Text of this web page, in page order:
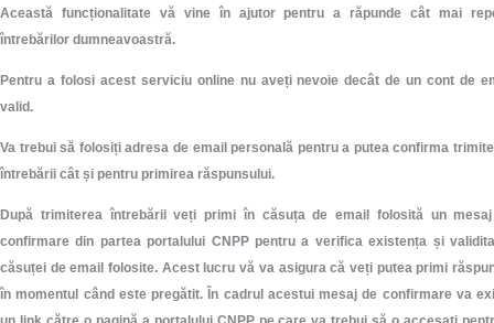
Această funcționalitate vă vine în ajutor pentru a răpunde cât mai
întrebărilor dumneavoastră.
Pentru a folosi acest serviciu online nu aveți nevoie decât de un cont de
valid.
Va trebui să folosiți adresa de email personală pentru a putea confirma
întrebării cât și pentru primirea răspunsului.
După trimiterea întrebării veți primi în căsuța de email folosită un
confirmare din partea portalului CNPP pentru a verifica existența și
căsuței de email folosite. Acest lucru vă va asigura că veți putea primi
în momentul când este pregătit. În cadrul acestui mesaj de confirmare va